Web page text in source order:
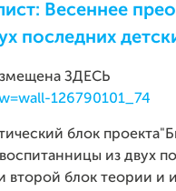
Весеннее
последних
ЗДЕСЬ
126790101_74
блок
из двух
второй блок теории и